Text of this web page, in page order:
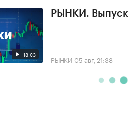
18:03
РЫНКИ. Выпуск
РЫНКИ 05 авг, 21:38